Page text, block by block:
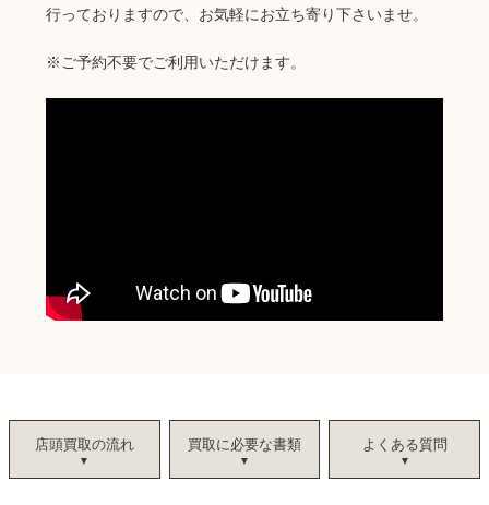
行っておりますので、お気軽にお立ち寄り下さいませ。
※ご予約不要でご利用いただけます。
店頭買取の流れ 買取に必要な書類 よくある質問